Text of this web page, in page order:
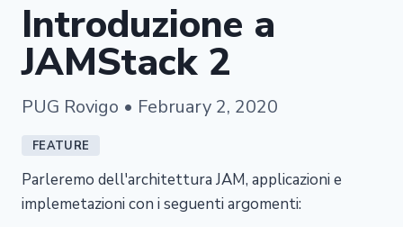
Introduzione a
JAMStack 2
PUG Rovigo • February 2, 2020
FEATURE
Parleremo dell'architettura JAM, applicazioni e
implemetazioni con i seguenti argomenti: